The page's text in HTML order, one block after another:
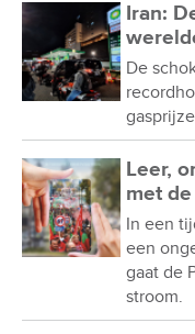
Iran:
De
Leer,
met
In een
een
gaat de
stroom.